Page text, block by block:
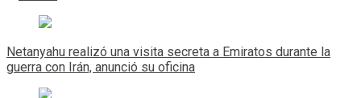
Navegación
de
entradas
Netanyahu realizó una visita secreta a Emiratos durante la
guerra con Irán, anunció su oficina